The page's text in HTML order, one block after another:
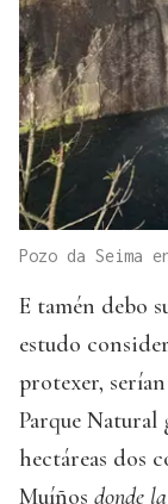
Pozo da Seima
E tamén debo
estudo
protexer,
Parque Natural
hectáreas dos
Muíños donde